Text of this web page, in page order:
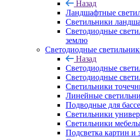
Назад
Ландшафтные
Светильники
Светодиодные
землю
Светодиодные
Назад
Светодиодные
Светодиодные
Светильники
Линейные
Подводные для
Светильники
Светильники
Подсветка картин и